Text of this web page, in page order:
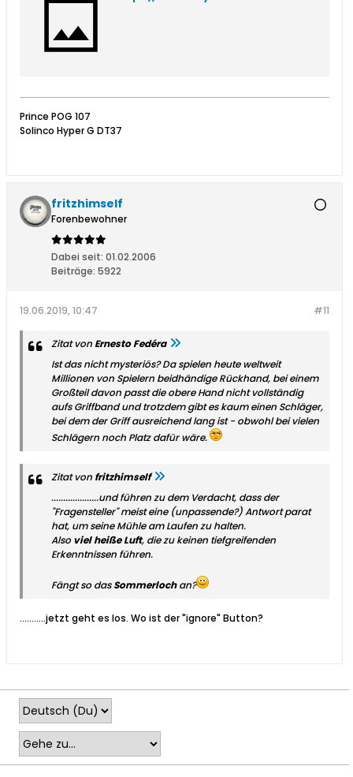
Prince POG 107
Solinco Hyper G DT37
fritzhimself
Forenbewohner
Dabei seit: 01.02.2006
Beiträge: 5922
#11
19.06.2019, 10:47
Zitat vonErnesto Fedéra
Ist das nicht mysteriös? Da spielen heute weltweit
Millionen von Spielern beidhändige Rückhand, bei einem
Großteil davon passt die obere Hand nicht vollständig
aufs Griffband und trotzdem gibt es kaum einen Schläger,
bei dem der Griff ausreichend lang ist - obwohl bei vielen
Schlägern noch Platz dafür wäre.
Zitat von fritzhimself
....................und führen zu dem Verdacht, dass der
"Fragensteller" meist eine (unpassende?) Antwort parat
hat, um seine Mühle am Laufen zu halten.
Alsoviel heiße Luft, die zu keinen tiefgreifenden
Erkenntnissen führen.
Fängt so dasSommerlochan?
...........jetzt geht es los. Wo ist der "ignore" Button?